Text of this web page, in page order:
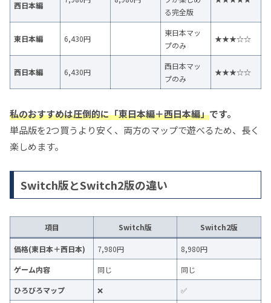
西日本編
る完全版
東日本編 6,430円
東日本マッ
プのみ
★★★☆☆
西日本編 6,430円
西日本マッ
プのみ
★★★☆☆
私のおすすめは圧倒的に「東日本編＋西日本編」です。
単品版を2つ買うより安く、両方のマップで遊べるため、長く
楽しめます。
Switch版とSwitch2版の違い
項目 Switch版 Switch2版
価格(東日本＋西日本) 7,980円
8,980円
ゲーム内容
同じ
同じ
ひろびろマップ
❌
✅